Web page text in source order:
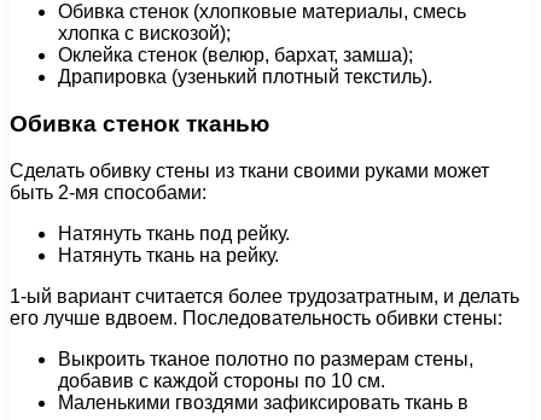
Обивка стенок (хлопковые материалы, смесь
хлопка с вискозой);
Оклейка стенок (велюр, бархат, замша);
Драпировка (узенький плотный текстиль).
Обивка стенок тканью
Сделать обивку стены из ткани своими руками может
быть 2-мя способами:
Натянуть ткань под рейку.
Натянуть ткань на рейку.
1-ый вариант считается более трудозатратным, и делать
его лучше вдвоем. Последовательность обивки стены:
Выкроить тканое полотно по размерам стены,
добавив с каждой стороны по 10 см.
Маленькими гвоздями зафиксировать ткань в